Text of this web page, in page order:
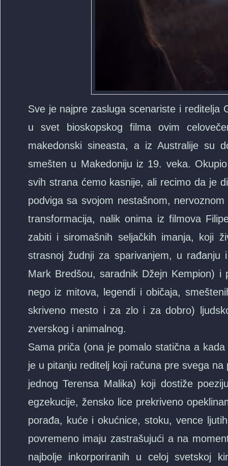
Sve je najpre zasluga scenariste i reditelja
u svet bioskopskog filma ovim
makedonski sineasta, a iz Australije su
smešten u Makedoniju iz 19. veka.
svih strana ćemo kasnije, ali recimo da je
podviga sa svojom nestašnom,
transformacija, nalik onima iz filmova
zabiti i siromašnih seljačkih imanja, koji
strasnoj žudnji za sparivanjem, u
Mark Bredšou, saradnik Džejn Kempion)
nego iz mitova, legendi i običaja,
skriveno mesto i za zlo i za dobro)
zverskog i animalnog.
Sama priča (ona je pomalo statična a
je u pitanju reditelj koji računa pre svega
jednog Terensa Malika) koji dostiže
egzekucije, žensko lice prekriveno
porađa, kuće i okućnice, stoku, vence
povremeno imaju zastrašujući a na
najbolje inkorporiranih u celoj svetskoj